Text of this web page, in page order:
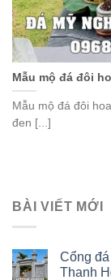
Mẫu mộ đá đôi
Mẫu mộ đá đôi
đen [...]
BÀI VIẾT MỚI
Cổng
Thanh